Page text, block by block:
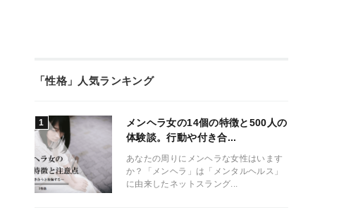
「性格」人気ランキング
メンヘラ女の14個の特徴と500人の
体験談。行動や付き合...
あなたの周りにメンヘラな女性はいます
か？「メンヘラ」は「メンタルヘルス」
に由来したネットスラング...